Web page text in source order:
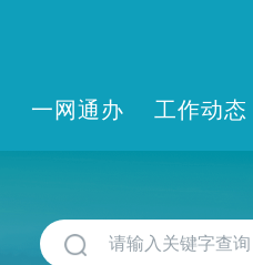
一网通办 工作动态